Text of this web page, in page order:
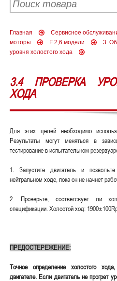
Главная Сервисное
моторы
F 2,6 модели 3.
уровня холостого хода
3.4 ПРОВЕРКА
ХОДА
Для этих целей необходимо
Результаты могут меняться в
тестирование в испытательном
1. Запустите двигатель и
нейтральном ходе, пока он не начнет
2. Проверьте, соответсвует ли
спецификации. Холостой ход:
ПРЕДОСТЕРЕЖЕНИЕ:
Точное определение холостого
двигателе. Если двигатель не прогрет